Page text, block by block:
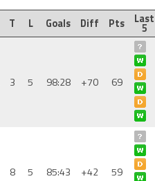
T L Goals Diff Pts Last
5
3 5 98:28 +70 69
8 5 85:43 +42 59